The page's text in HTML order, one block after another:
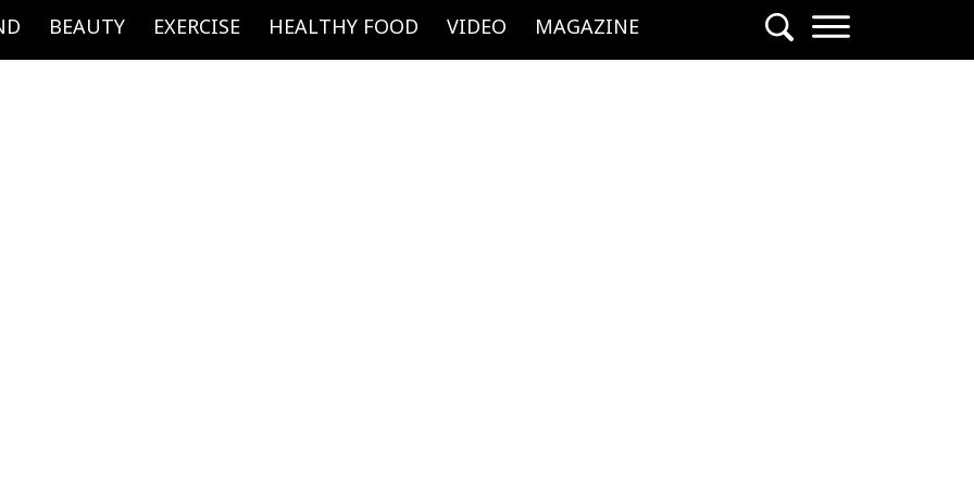
BEAUTY EXERCISE HEALTHY FOOD VIDEO MAGAZINE